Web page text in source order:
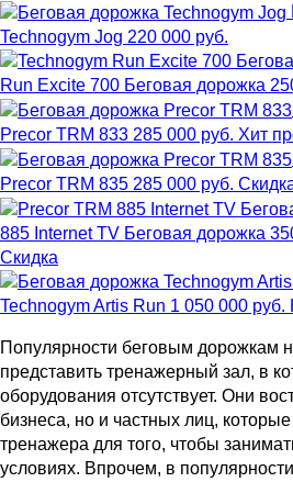
Technogym Jog 220 000 руб.
Run Excite 700 Беговая дорожка
Precor TRM 833 285 000 руб. Хит
Precor TRM 835 285 000 руб.
885 Internet TV Беговая дорожка
Скидка
Technogym Artis Run 1 050 000 руб.
Популярности беговым дорожкам
представить тренажерный зал, в
оборудования отсутствует. Они
бизнеса, но и частных лиц,
тренажера для того, чтобы
условиях. Впрочем, в